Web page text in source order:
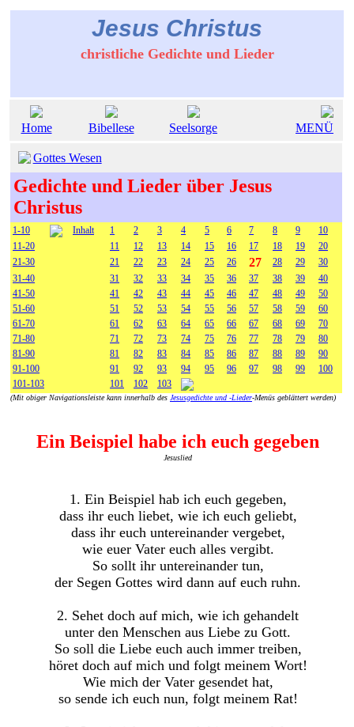
Jesus Christus
christliche Gedichte und Lieder
Home Bibellese Seelsorge MENÜ
Gottes Wesen
Gedichte und Lieder über Jesus
Christus
1-10 Inhalt 1 2 3 4 5 6 7 8 9
10
11-20
11 12 13 14 15 16 17 18 19
20
21-30
21 22 23 24 25 26 27 28 29
30
31-40
31 32 33 34 35 36 37 38 39
40
41-50
41 42 43 44 45 46 47 48 49
50
51-60
51 52 53 54 55 56 57 58 59
60
61-70
61 62 63 64 65 66 67 68 69
70
71-80
71 72 73 74 75 76 77 78 79
80
81-90
81 82 83 84 85 86 87 88 89
90
91-100
91 92 93 94 95 96 97 98 99
100
101-103
101 102 103
(Mit obiger Navigationsleiste kann innerhalb des Jesusgedichte und -Lieder-Menüs geblättert werden)
Ein Beispiel habe ich euch gegeben
Jesuslied
1. Ein Beispiel hab ich euch gegeben,
dass ihr euch liebet, wie ich euch geliebt,
dass ihr euch untereinander vergebet,
wie euer Vater euch alles vergibt.
So sollt ihr untereinander tun,
der Segen Gottes wird dann auf euch ruhn.
2. Sehet doch auf mich, wie ich gehandelt
unter den Menschen aus Liebe zu Gott.
So soll die Liebe euch auch immer treiben,
höret doch auf mich und folgt meinem Wort!
Wie mich der Vater gesendet hat,
so sende ich euch nun, folgt meinem Rat!